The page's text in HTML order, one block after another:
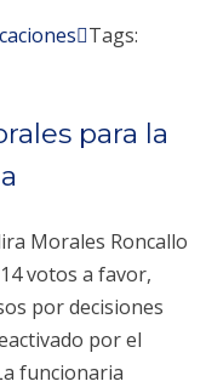
Tags:
para la
Morales Roncallo
votos a favor,
por decisiones
por el
funcionaria